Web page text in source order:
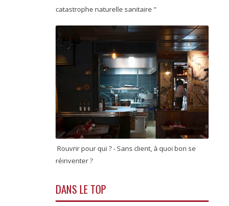
catastrophe naturelle sanitaire "
Rouvrir pour qui ? - Sans client, à quoi bon se
réinventer ?
DANS LE TOP